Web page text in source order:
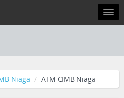
Niaga ATM CIMB Niaga